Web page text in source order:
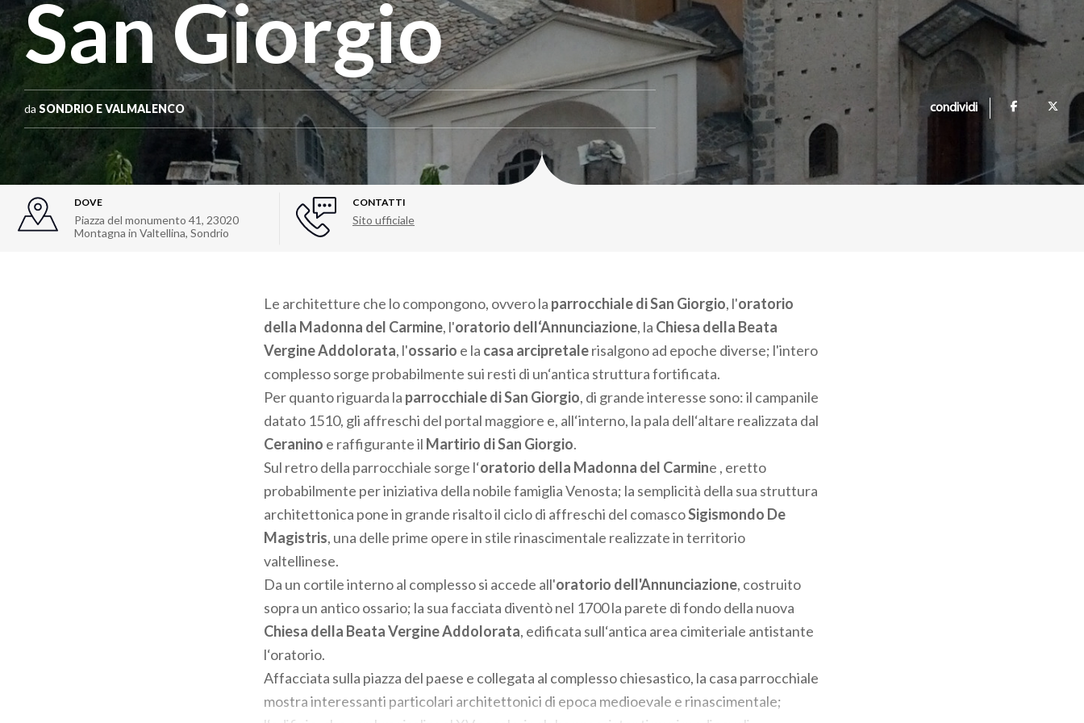
San Giorgio
da SONDRIO E VALMALENCO condividi
DOVE
Piazza del monumento 41, 23020
Montagna in Valtellina, Sondrio
CONTATTI
Sito ufficiale
Le architetture che lo compongono, ovvero la parrocchiale di San Giorgio, l'oratorio
della Madonna del Carmine, l'oratorio dell‘Annunciazione, la Chiesa della Beata
Vergine Addolorata, l'ossario e la casa arcipretalerisalgono ad epoche diverse; l'intero
complesso sorge probabilmente sui resti di un‘antica struttura fortificata.
Per quanto riguarda la parrocchiale di San Giorgio, di grande interesse sono: il campanile
datato 1510, gli affreschi del portal maggiore e, all‘interno, la pala dell‘altare realizzata dal
Ceranino e raffigurante il Martirio di San Giorgio.
Sul retro della parrocchiale sorge l‘oratorio della Madonna del Carmine , eretto
probabilmente per iniziativa della nobile famiglia Venosta; la semplicità della sua struttura
architettonica pone in grande risalto il ciclo di affreschi del comascoSigismondo De
Magistris, una delle prime opere in stile rinascimentale realizzate in territorio
valtellinese.
Da un cortile interno al complesso si accede all'oratorio dell'Annunciazione, costruito
sopra un antico ossario; la sua facciata diventò nel 1700 la parete di fondo della nuova
Chiesa della Beata Vergine Addolorata, edificata sull‘antica area cimiteriale antistante
l‘oratorio.
Affacciata sulla piazza del paese e collegata al complesso chiesastico, la casa parrocchiale
mostra interessanti particolari architettonici di epoca medioevale e rinascimentale;